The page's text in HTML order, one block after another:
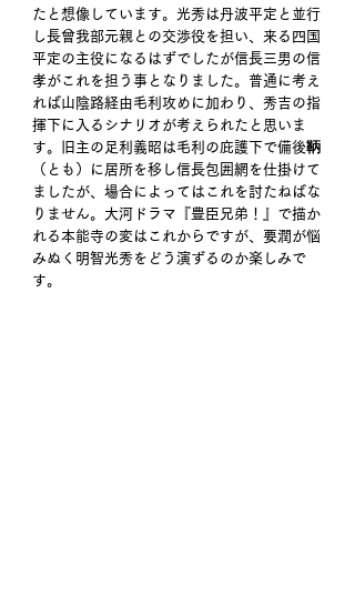
たと想像しています。光秀は丹波平定と並行
し長曾我部元親との交渉役を担い、来る四国
平定の主役になるはずでしたが信長三男の信
孝がこれを担う事となりました。普通に考え
れば山陰路経由毛利攻めに加わり、秀吉の指
揮下に入るシナリオが考えられたと思いま
す。旧主の足利義昭は毛利の庇護下で備後鞆
（とも）に居所を移し信長包囲網を仕掛けて
ましたが、場合によってはこれを討たねばな
りません。大河ドラマ『豊臣兄弟！』で描か
れる本能寺の変はこれからですが、要潤が悩
みぬく明智光秀をどう演ずるのか楽しみで
す。